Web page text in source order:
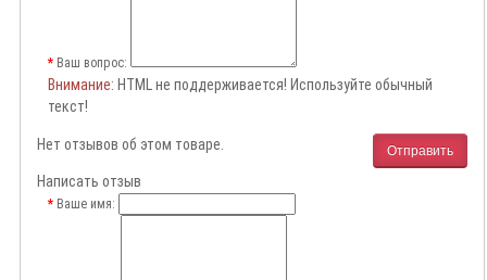
Ваш вопрос:
Внимание: HTML не поддерживается! Используйте обычный
текст!
Отправить
Нет отзывов об этом товаре.
Написать отзыв
Ваше имя: